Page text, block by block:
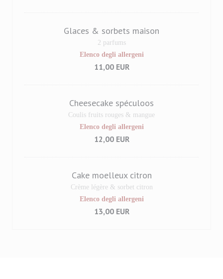
Glaces & sorbets maison
2 parfums
Elenco degli allergeni
11,00 EUR
Cheesecake spéculoos
Coulis fruits rouges & mangue
Elenco degli allergeni
12,00 EUR
Cake moelleux citron
Crème légère & sorbet citron
Elenco degli allergeni
13,00 EUR